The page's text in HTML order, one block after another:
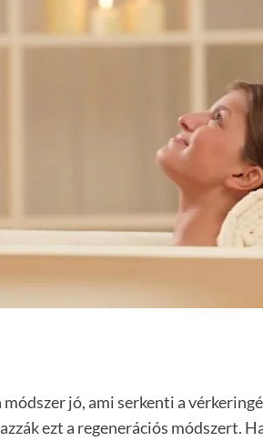
jó, ami serkenti a
ezt a regenerációs módszert.